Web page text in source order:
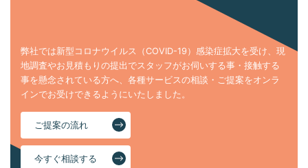
弊社では新型コロナウイルス（COVID-19）感染症拡大を受け、現
地調査やお見積もりの提出でスタッフがお伺いする事・接触する
事を懸念されている方へ、各種サービスの相談・ご提案をオンラ
インでお受けできるようにいたしました。
ご提案の流れ
今すぐ相談する